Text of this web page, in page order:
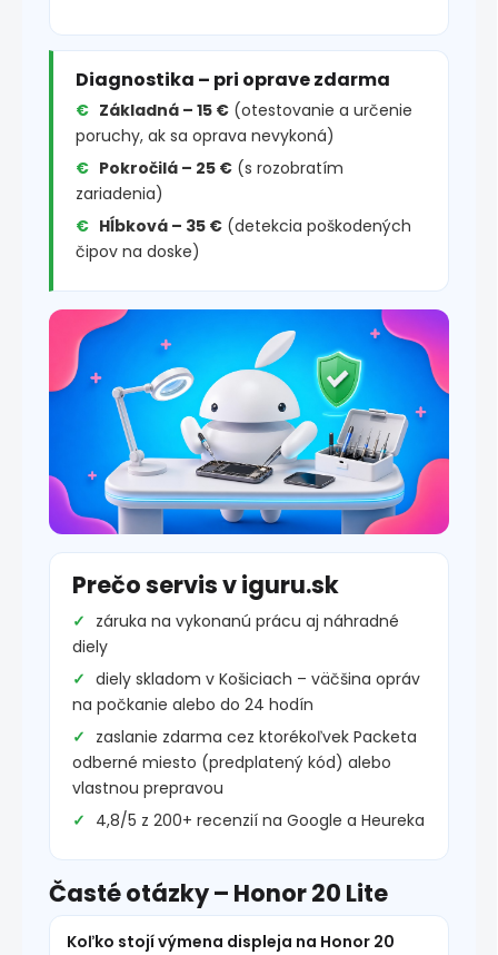
Diagnostika – pri oprave zdarma
Základná – 15 € (otestovanie a určenie
poruchy, ak sa oprava nevykoná)
Pokročilá – 25 € (s rozobratím
zariadenia)
Hĺbková – 35 € (detekcia poškodených
čipov na doske)
Prečo servis v iguru.sk
záruka na vykonanú prácu aj náhradné
diely
diely skladom v Košiciach – väčšina opráv
na počkanie alebo do 24 hodín
zaslanie zdarma cez ktorékoľvek Packeta
odberné miesto (predplatený kód) alebo
vlastnou prepravou
4,8/5 z 200+ recenzií na Google a Heureka
Časté otázky – Honor 20 Lite
Koľko stojí výmena displeja na Honor 20